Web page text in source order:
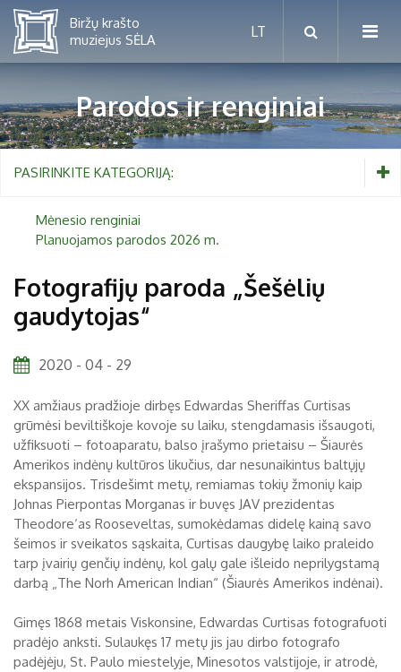
Mėnesio renginiai
Vaikams nuo 5 iki 10 metų
Paaugliams nuo 11 iki 18 metų
Proistorė
Etnografija
Biržų tvirtovės arsenalas
Religijos
Biržai XIX a.
Biržai XX a.
RUGPJŪTIS 2026
Pr An Tr Ke Pe Še
Se
1
3
4 5 6 7 8
9
10
11 12 13 14 15
16
17
18 19 20 21 22
23
Parodos ir renginiai
PASIRINKITE KATEGORIJĄ:
Mėnesio renginiai
Planuojamos parodos 2026 m.
Fotografijų paroda „Šešėlių
gaudytojas“
2020 - 04 - 29
XX amžiaus pradžioje dirbęs Edwardas Sheriffas Curtisas
grūmėsi beviltiškoje kovoje su laiku, stengdamasis išsaugoti,
užfiksuoti – fotoaparatu, balso įrašymo prietaisu – Šiaurės
Amerikos indėnų kultūros likučius, dar nesunaikintus baltųjų
ekspansijos. Trisdešimt metų, remiamas tokių žmonių kaip
Johnas Pierpontas Morganas ir buvęs JAV prezidentas
Theodore‘as Rooseveltas, sumokėdamas didelę kainą savo
šeimos ir sveikatos sąskaita, Curtisas daugybę laiko praleido
tarp įvairių genčių indėnų, kol galų gale išleido neprilygstamą
darbą „The Norh American Indian“ (Šiaurės Amerikos indėnai).
Gimęs 1868 metais Viskonsine, Edwardas Curtisas fotografuoti
pradėjo anksti. Sulaukęs 17 metų jis jau dirbo fotografo
padėjėju, St. Paulo miestelyje, Minesotos valstijoje, ir atrodė,